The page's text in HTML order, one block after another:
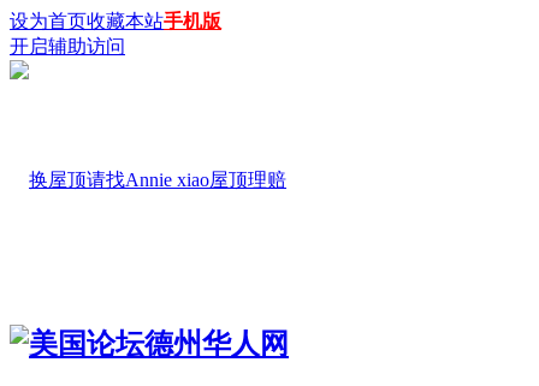
设为首页收藏本站手机版
开启辅助访问